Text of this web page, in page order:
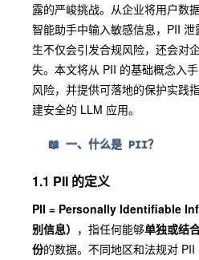
露的严峻挑战。从企业将用户数
智能助手中输入敏感信息，PII
生不仅会引发合规风险，还会对
失。本文将从 PII 的基础概念入
风险，并提供可落地的保护实践
建安全的 LLM 应用。
📖 一、什么是 PII？
1.1 PII 的定义
PII = Personally Identifiable
别信息） ，指任何能够单独或结
份的数据。不同地区和法规对